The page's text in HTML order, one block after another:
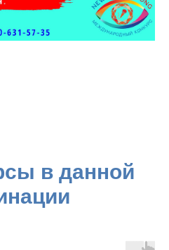
в данной